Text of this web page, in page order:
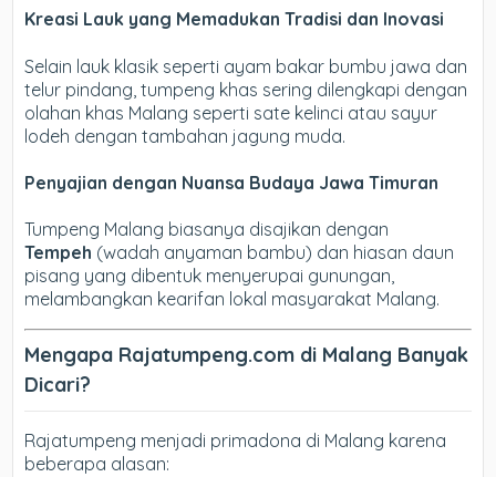
Kreasi Lauk yang Memadukan Tradisi dan Inovasi
Selain lauk klasik seperti ayam bakar bumbu jawa dan
telur pindang, tumpeng khas sering dilengkapi dengan
olahan khas Malang seperti sate kelinci atau sayur
lodeh dengan tambahan jagung muda.
Penyajian dengan Nuansa Budaya Jawa Timuran
Tumpeng Malang biasanya disajikan dengan
Tempeh (wadah anyaman bambu) dan hiasan daun
pisang yang dibentuk menyerupai gunungan,
melambangkan kearifan lokal masyarakat Malang.
Mengapa Rajatumpeng.com di Malang Banyak
Dicari?
Rajatumpeng menjadi primadona di Malang karena
beberapa alasan: